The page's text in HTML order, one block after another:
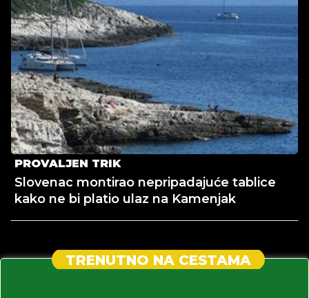
PROVALJEN TRIK
Slovenac montirao nepripadajuće tablice
kako ne bi platio ulaz na Kamenjak
TRENUTNO NA CESTAMA